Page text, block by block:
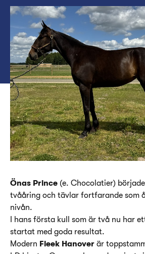
Önas Prince (e. Chocolatier)
tvååring och tävlar fortfarande som
nivån.
I hans första kull som är två nu har
startat med goda resultat.
Modern Fleek Hanover är